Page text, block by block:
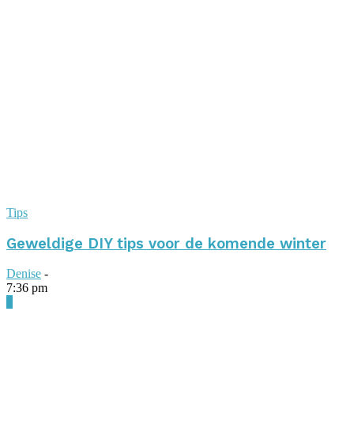
Tips
Geweldige DIY tips voor de komende winter
Denise -
7:36 pm